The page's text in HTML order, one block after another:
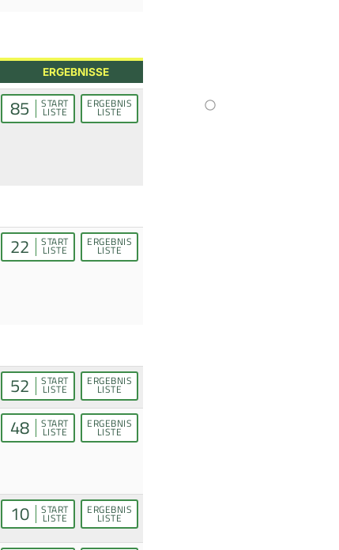
ERGEBNISSE
85 START
LISTE
ERGEBNIS
LISTE
22 START
LISTE
ERGEBNIS
LISTE
52 START
LISTE
ERGEBNIS
LISTE
48 START
LISTE
ERGEBNIS
LISTE
10 START
LISTE
ERGEBNIS
LISTE